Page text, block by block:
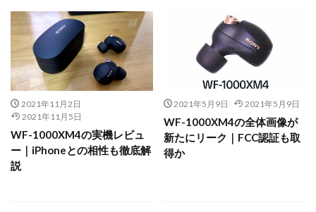
2021年11月2日
2021年11月5日
WF-1000XM4の実機レビュ
ー｜iPhoneとの相性も徹底解
説
2021年5月9日 2021年5月9日
WF-1000XM4の全体画像が
新たにリーク｜FCC認証も取
得か